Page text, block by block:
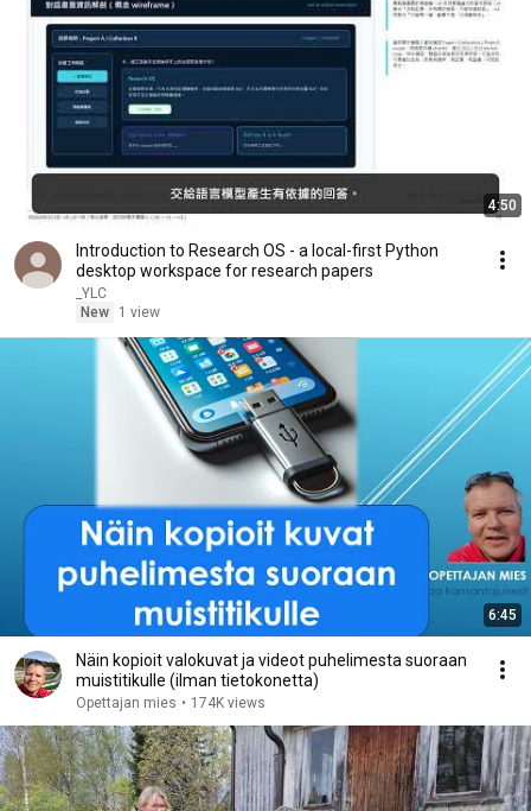
4:50
Introduction to Research OS - a local-first Python
desktop workspace for research papers
_YLC
New
1 view
6:45
Näin kopioit valokuvat ja videot puhelimesta suoraan
muistitikulle (ilman tietokonetta)
Opettajan mies • 174K views